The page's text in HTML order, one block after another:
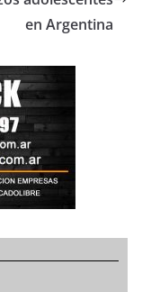
en Argentina